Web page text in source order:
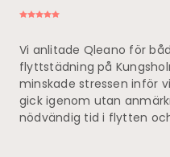
Vi anlitade Qleano för
flyttstädning på
minskade stressen inför
gick igenom utan
nödvändig tid i flytten